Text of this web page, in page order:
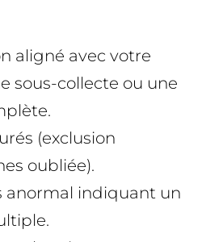
aligné avec votre
sous-collecte ou une
(exclusion
oubliée).
anormal indiquant un